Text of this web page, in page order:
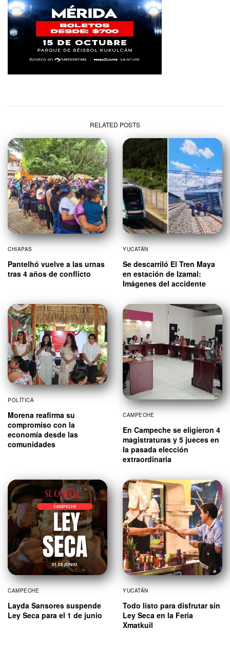
RELATED POSTS
CHIAPAS
Pantelhó vuelve a las urnas
tras 4 años de conflicto
YUCATÁN
Se descarriló El Tren Maya
en estación de Izamal:
Imágenes del accidente
POLÍTICA
Morena reafirma su
compromiso con la
economía desde las
comunidades
CAMPECHE
En Campeche se eligieron 4
magistraturas y 5 jueces en
la pasada elección
extraordinaria
CAMPECHE
Layda Sansores suspende
Ley Seca para el 1 de junio
YUCATÁN
Todo listo para disfrutar sin
Ley Seca en la Feria
Xmatkuil